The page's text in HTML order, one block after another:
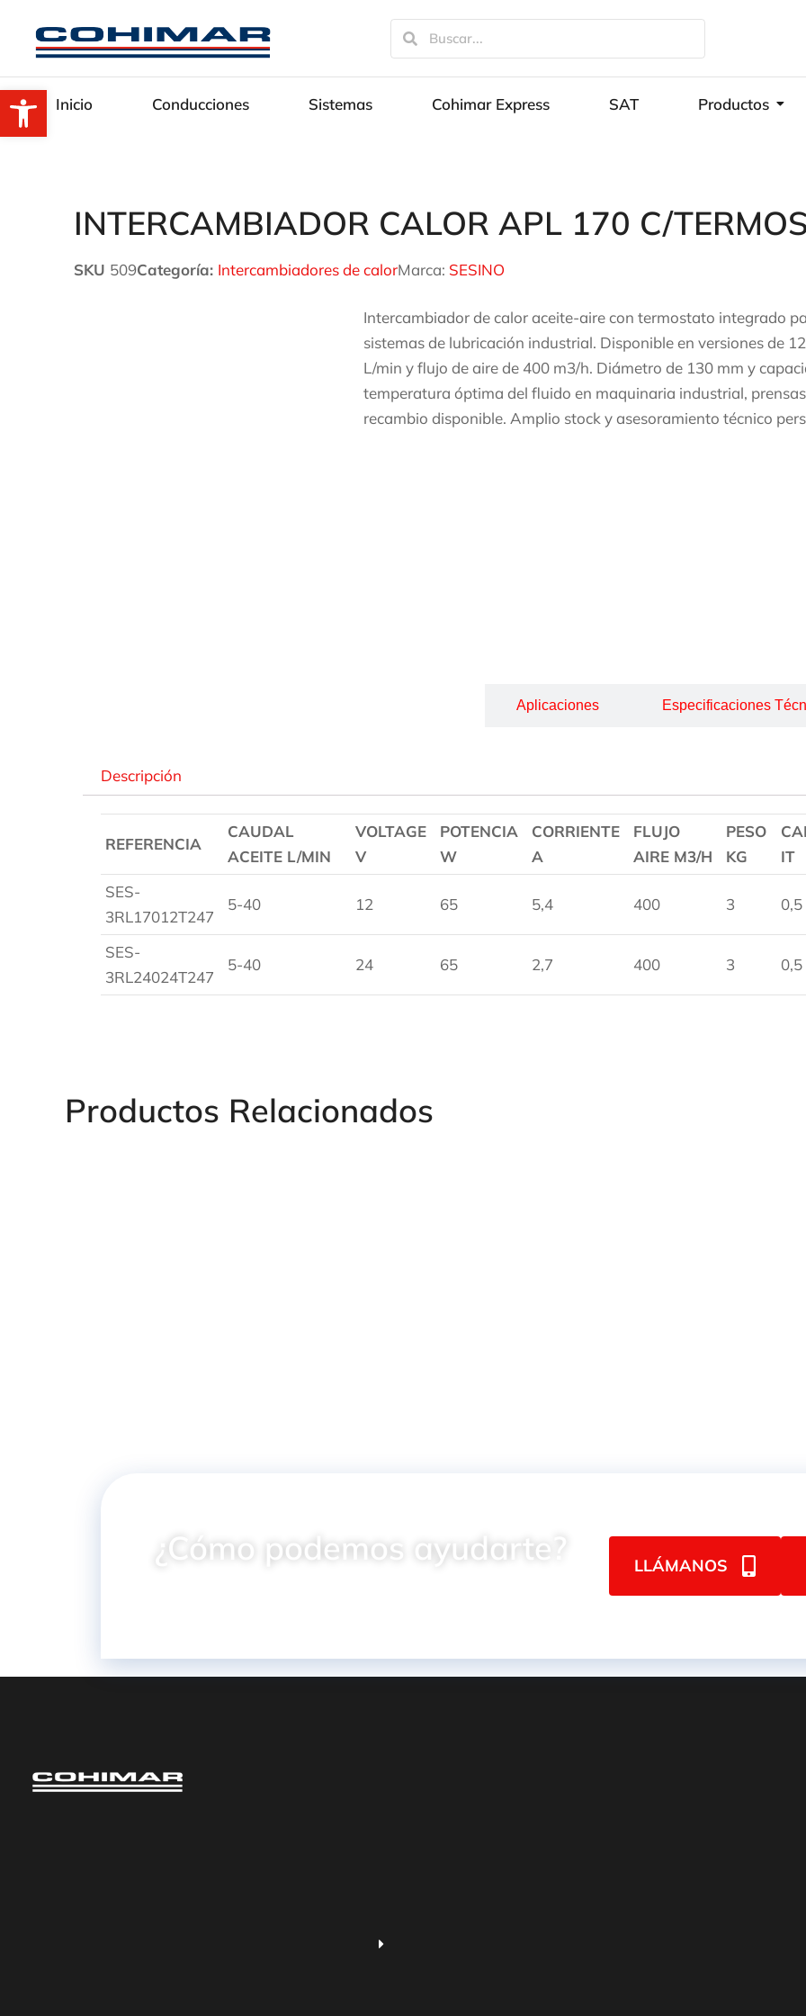
Inicio Conducciones Sistemas Cohimar Express SAT Productos
INTERCAMBIADOR CALOR APL 170 C/
SKU 509Categoría: Intercambiadores de calorMarca: SESINO
Intercambiador de calor aceite-aire con termostato integrado
sistemas de lubricación industrial. Disponible en versiones de
L/min y flujo de aire de 400 m3/h. Diámetro de 130 mm y
temperatura óptima del fluido en maquinaria industrial,
recambio disponible. Amplio stock y asesoramiento técnico
Aplicaciones Especificaciones
Descripción
REFERENCIA
CAUDAL
ACEITE L/MIN
VOLTAGE
V
POTENCIA
W
CORRIENTE
A
FLUJO
AIRE M3/H
PESO
KG
IT
SES-
3RL17012T247
5-40 12 65 5,4 400 3 0,5
SES-
3RL24024T247
5-40 24 65 2,7 400 3 0,5
Productos Relacionados
¿Cómo podemos ayudarte? LLÁMANOS
Abrir barra de herramientas